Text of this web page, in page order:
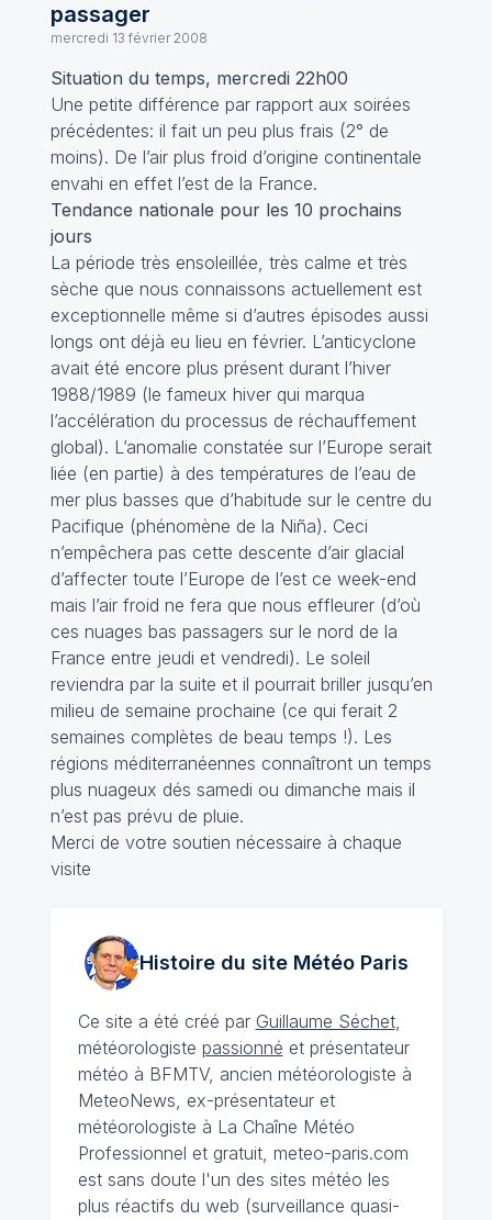
passager
mercredi 13 février 2008
Situation du temps, mercredi 22h00
Une petite différence par rapport aux soirées
précédentes: il fait un peu plus frais (2° de
moins). De l’air plus froid d’origine continentale
envahi en effet l’est de la France.
Tendance nationale pour les 10 prochains
jours
La période très ensoleillée, très calme et très
sèche que nous connaissons actuellement est
exceptionnelle même si d’autres épisodes aussi
longs ont déjà eu lieu en février. L’anticyclone
avait été encore plus présent durant l’hiver
1988/1989 (le fameux hiver qui marqua
l’accélération du processus de réchauffement
global). L’anomalie constatée sur l’Europe serait
liée (en partie) à des températures de l’eau de
merplus basses que d’habitude sur le centre du
Pacifique (phénomène de la Niña). Ceci
n’empêchera pas cette descente d’air glacial
d’affecter toute l’Europe de l’est ce week-end
mais l’air froid ne fera que nous effleurer (d’où
ces nuages bas passagers sur le nord de la
France entre jeudi et vendredi). Le soleil
reviendra par la suite et il pourrait briller jusqu’en
milieu de semaine prochaine (ce qui ferait 2
semaines complètes de beau temps !). Les
régions méditerranéennes connaîtront un temps
plus nuageux dés samedi ou dimanche mais il
n’est pas prévu de pluie.
Merci de votre soutien nécessaire à chaque
visite
Histoire du site MétéoParis
Ce site a été créé par Guillaume Séchet,
météorologiste passionné et présentateur
météo à BFMTV, ancien météorologiste à
MeteoNews, ex-présentateur et
météorologiste à La Chaîne Météo
Professionnel et gratuit, meteo-paris.com
est sans doute l'un des sites météo les
plus réactifs du web (surveillance quasi-